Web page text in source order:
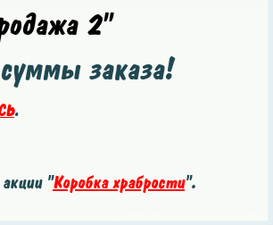
2"
заказа!
.
"Коробка храбрости".